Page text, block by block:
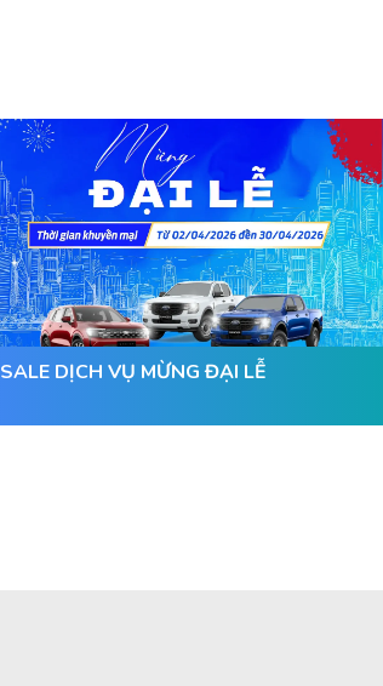
SALE DỊCH VỤ MỪNG ĐẠI LỄ